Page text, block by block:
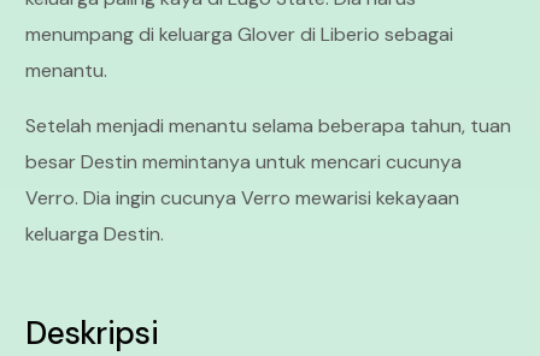
menumpang di keluarga Glover di Liberio sebagai
menantu.
Setelah menjadi menantu selama beberapa tahun, tuan
besar Destin memintanya untuk mencari cucunya
Verro. Dia ingin cucunya Verro mewarisi kekayaan
keluarga Destin.
Deskripsi